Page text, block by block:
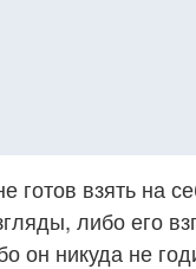
готов взять на
либо его
он никуда не